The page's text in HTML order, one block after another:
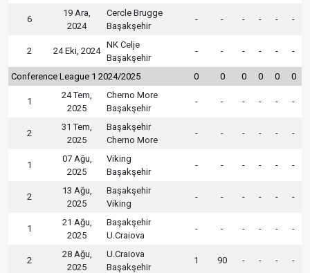
6
19 Ara,
2024
Cercle Brugge
Başakşehir
- - - - - -
2 24 Eki, 2024
NK Celje
Başakşehir
- - - - - -
Conference League 1 2024/2025 0 0 0 0 0 0
1
24 Tem,
2025
Cherno More
Başakşehir
- - - - - -
2
31 Tem,
2025
Başakşehir
Cherno More
- - - - - -
1
07 Ağu,
2025
Viking
Başakşehir
- - - - - -
2
13 Ağu,
2025
Başakşehir
Viking
- - - - - -
1
21 Ağu,
2025
Başakşehir
U.Craiova
- - - - - -
2
28 Ağu,
2025
U.Craiova
Başakşehir
1 90 - - - -